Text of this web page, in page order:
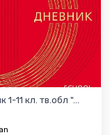
1-11 кл. тв.обл "...